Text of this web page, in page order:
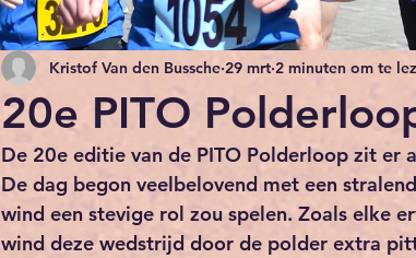
20e PITO
Kristof Van den Bussche 29 mrt 2 minuten om te
De 20e editie van de PITO Polderloop zit er
De dag begon veelbelovend met een
wind een stevige rol zou spelen. Zoals elke
wind deze wedstrijd door de polder extra